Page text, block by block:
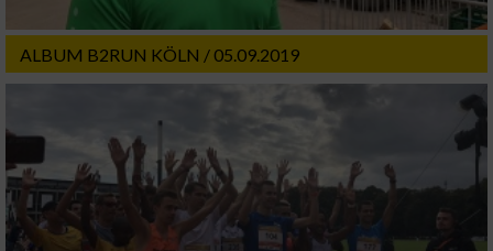
ALBUM B2RUN KÖLN / 05.09.2019